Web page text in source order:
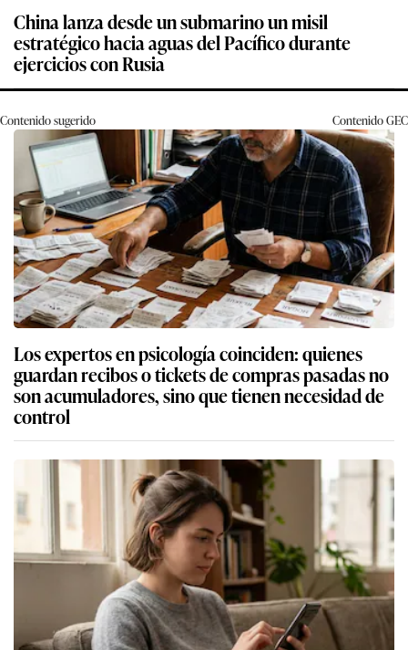
China lanza desde un submarino un misil
estratégico hacia aguas del Pacífico durante
ejercicios con Rusia
Contenido sugerido ContenidoGEC
Los expertos en psicología coinciden: quienes
guardan recibos o tickets de compras pasadas no
son acumuladores, sino que tienen necesidad de
control